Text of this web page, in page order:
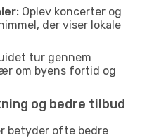
Oplev koncerter og
der viser lokale
tur gennem
om byens fortid og
og bedre tilbud
betyder ofte bedre